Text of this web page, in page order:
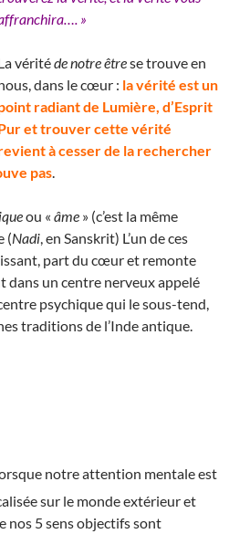
»
véritéde notre êtrese trouve en
dans le cœur : la vérité est un
radiant de Lumière, d’Esprit
et trouver cette vérité
à cesser de la rechercher
pas
ou « âme » (c’est la même
(Nadi , en Sanskrit) L’un de ces
part du cœur et remonte
dans un centre nerveux appelé
psychique qui le sous-tend,
traditions de l’Inde antique.
notre attention mentale est
sur le monde extérieur et
nos 5 sens objectifs sont